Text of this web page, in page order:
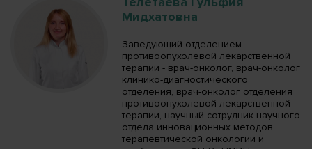
Мидхатовна
Заведующий отделением
противоопухолевой лекарственной
терапии - врач-онколог, врач-онколог
клинико-диагностического
отделения, врач-онколог отделения
противоопухолевой лекарственной
терапии, научный сотрудник научного
отдела инновационных методов
терапевтической онкологии и